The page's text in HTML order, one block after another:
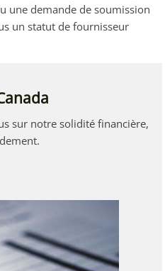
une demande de soumission
un statut de fournisseur
sur notre solidité financière,